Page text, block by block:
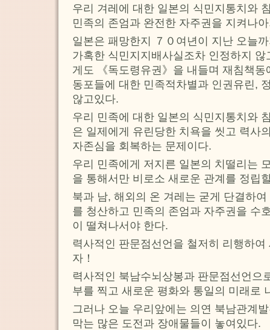
우리 겨레에 대한 일본의 식민지통치와
민족의 존엄과 완전한 자주권을 지켜나
일본은 패망한지 ７０여년이 지난 오늘
가혹한 식민지지배사실조차 인정하지
게도 《독도령유권》을 내들며 재침책
동포들에 대한 민족적차별과 인권유린,
않고있다.
우리 민족에 대한 일본의 식민지통치와
은 일제에게 유린당한 치욕을 씻고 력사
자존심을 회복하는 문제이다.
우리 민족에게 저지른 일본의 치떨리는
을 통해서만 비로소 새로운 관계를 정립
북과 남, 해외의 온 겨레는 굳게 단결하
를 청산하고 민족의 존엄과 자주권을 수
이 떨쳐나서야 한다.
력사적인 판문점선언을 철저히 리행하
자！
력사적인 북남수뇌상봉과 판문점선언으
부를 찍고 새로운 평화와 통일의 미래로
그러나 오늘 우리앞에는 의연 북남관계
막는 많은 도전과 장애물들이 놓여있다.